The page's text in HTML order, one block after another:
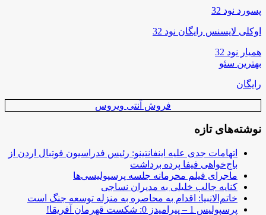
پسورد نود 32
اوکلی لایسنس رایگان نود 32
همیار نود 32
بهترین سئو
رایگان
فروش آنتی ویروس
نوشته‌های تازه
اتهامات جدی علیه اینفانتینو: رئیس فدراسیون فوتبال اردن از
باج‌خواهی فیفا پرده برداشت
ماجرای فیلم محرمانه جلسه پرسپولیسی‌ها
کنایه جالب خلیلی به مدیران نساجی
خاتم‌الانبیا: اقدام به محاصره به منزله توسعه جنگ است
پرسپولیس 1 – پیرامیدز 0: شکست قهرمان آفریقا!